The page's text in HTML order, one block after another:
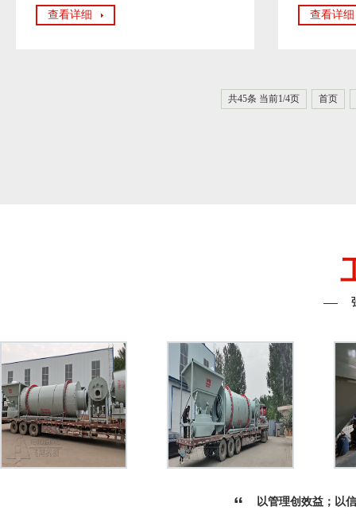
查看详细 查看详细
共45条 当前1/4页 首页
以管理创效益；以